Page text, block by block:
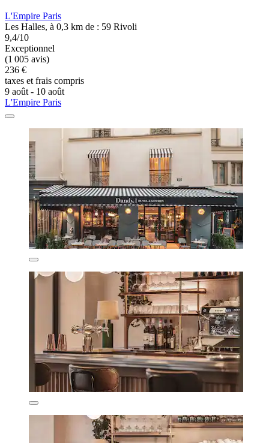
L'Empire Paris
Les Halles, à 0,3 km de : 59 Rivoli
9,4/10
Exceptionnel
(1 005 avis)
236 €
taxes et frais compris
9 août - 10 août
L'Empire Paris